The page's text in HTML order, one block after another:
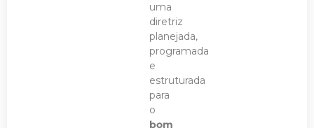
uma
diretriz
planejada,
programada
e
estruturada
para
o
bom